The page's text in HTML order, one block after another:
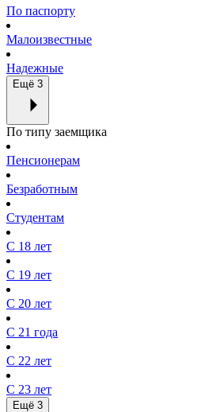
По паспорту
Малоизвестные
Надежные
Ещё 3
По типу заемщика
Пенсионерам
Безработным
Студентам
С 18 лет
С 19 лет
С 20 лет
С 21 года
С 22 лет
С 23 лет
Ещё 3